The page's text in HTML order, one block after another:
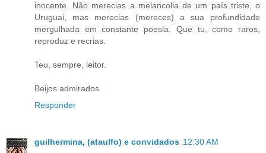
inocente. Não merecias a melancolia de um país triste, o
Uruguai, mas merecias (mereces) a sua profundidade
mergulhada em constante poesia. Que tu, como raros,
reproduz e recrias.
Teu, sempre, leitor.
Beijos admirados.
Responder
guilhermina, (ataulfo) e convidados 12:30 AM